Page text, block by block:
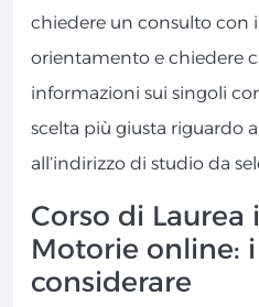
chiedere un consulto con
orientamento e chiedere
informazioni sui singoli
scelta più giusta riguardo
all’indirizzo di studio da
Corso di Laurea
Motorie online:
considerare